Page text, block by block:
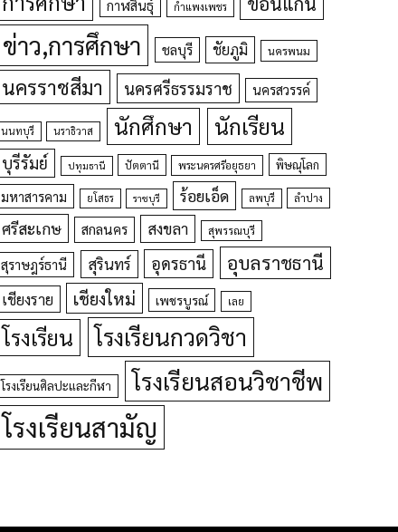
กาฬสินธุ์ กำแพงเพชร
ข่าว,การศึกษา ชลบุรี ชัยภูมิ นครพนม
นครราชสีมา นครศรีธรรมราช นครสวรรค์
นนทบุรี นราธิวาส นักศึกษา นักเรียน
บุรีรัมย์ ปทุมธานี ปัตตานี พระนครศรีอยุธยา พิษณุโลก
มหาสารคาม ยโสธร ราชบุรี ร้อยเอ็ด ลพบุรี ลำปาง
ศรีสะเกษ สกลนคร สงขลา สุพรรณบุรี
สุราษฎร์ธานี สุรินทร์ อุดรธานี อุบลราชธานี
เชียงราย เชียงใหม่ เพชรบูรณ์ เลย
โรงเรียน โรงเรียนกวดวิชา
โรงเรียนศิลปะและกีฬา โรงเรียนสอนวิชาชีพ
โรงเรียนสามัญ